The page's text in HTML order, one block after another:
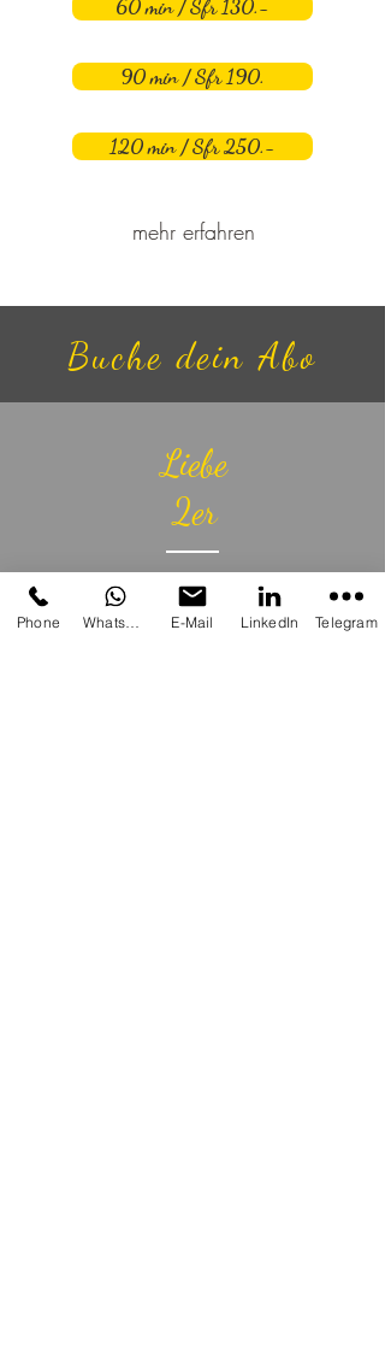
60 min / Sfr 130.-
90 min / Sfr 190.
120 min / Sfr 250.-
mehr erfahren
Buche dein Abo
Liebe
2er
50.- Geschenkt
Phone E-Mail LinkedIn Telegram